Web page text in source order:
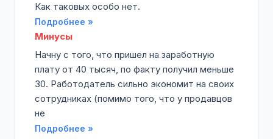
Как таковых особо нет.
Подробнее »
Минусы
Начну с того, что пришел на заработную
плату от 40 тысяч, по факту получил меньше
30. Работодатель сильно экономит на своих
сотрудниках (помимо того, что у продавцов
не
Подробнее »